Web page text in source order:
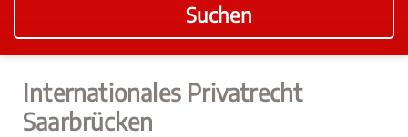
Suchen
Internationales Privatrecht
Saarbrücken